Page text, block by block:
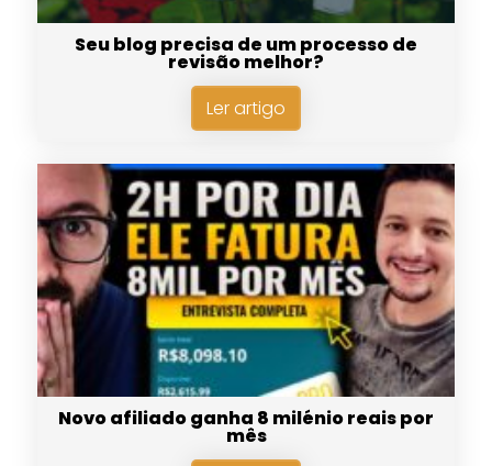
Seu blog precisa de um processo de
revisão melhor?
Ler artigo
Novo afiliado ganha 8 milénio reais por
mês